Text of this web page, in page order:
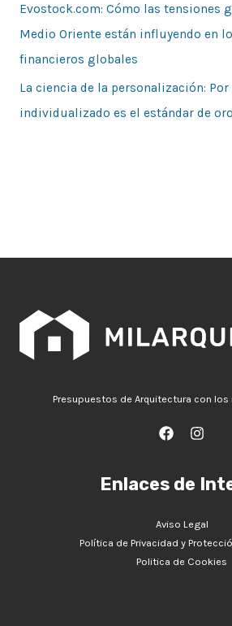
Evostock.com: Cómo las tensiones
Medio Oriente están influyendo en
financieros globales
La ciencia de la personalización:
individualizado es el estándar de
Presupuestos de Arquitectura con los
Enlaces de
Aviso Legal
Política de Privacidad y
Politica de Cookies